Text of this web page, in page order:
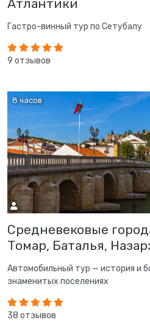
Атлантики
Гастро-винный тур по Сетубалу
9 отзывов
8 часов
Средневековые
Томар, Баталья,
Автомобильный тур — история и
знаменитых поселениях
38 отзывов